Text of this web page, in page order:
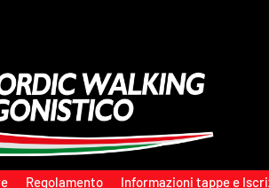
Regolamento Informazioni tappe e